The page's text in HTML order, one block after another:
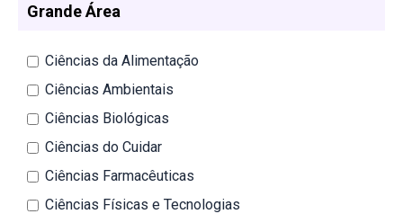
Grande Área
Ciências da Alimentação
Ciências Ambientais
Ciências Biológicas
Ciências do Cuidar
Ciências Farmacêuticas
Ciências Físicas e Tecnologias